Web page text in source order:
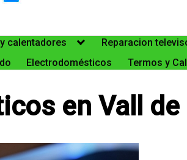
calentadores Reparacion
Electrodomésticos Termos y
en Vall de